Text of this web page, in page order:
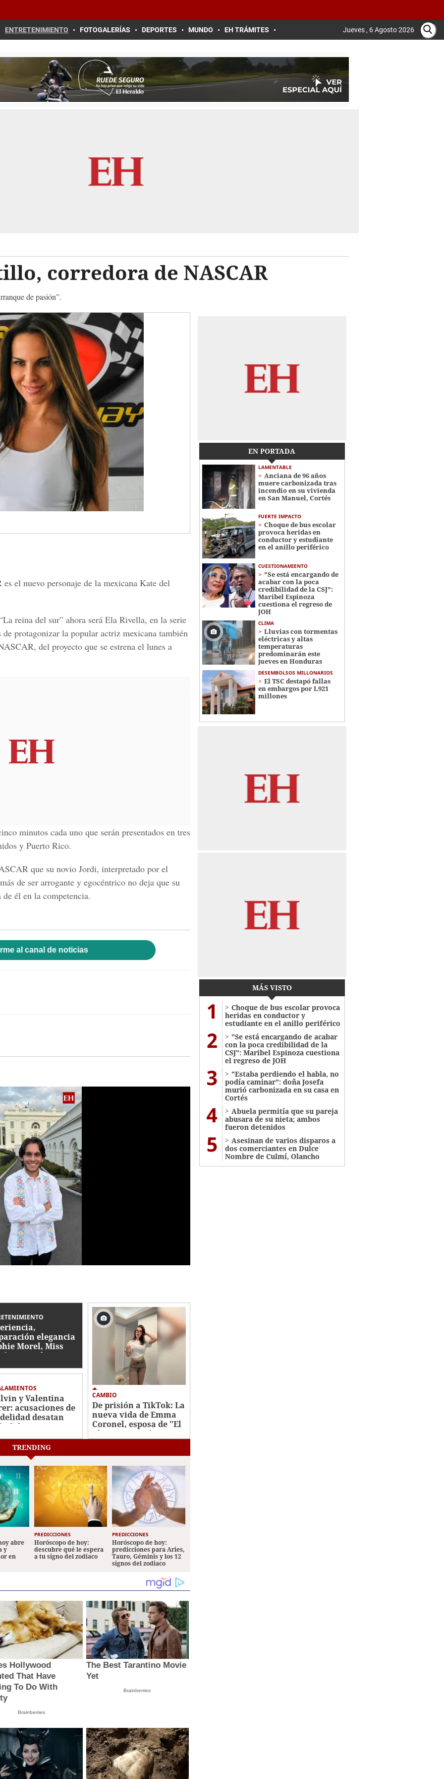
ENTRETENIMIENTO FOTOGALERÍAS DEPORTES MUNDO EH TRÁMITES Jueves , 6 Agosto 2026
corredora de NASCAR
de pasión”.
el nuevo personaje de la mexicana Kate del
reina del sur” ahora será Ela Rivella, en la serie
de protagonizar la popular actriz mexicana también
del proyecto que se estrena el lunes a
minutos cada uno que serán presentados en tres
y Puerto Rico.
que su novio Jordi, interpretado por el
de ser arrogante y egocéntrico no deja que su
él en la competencia.
al canal de noticias
elegancia
Morel, Miss
va por la
2026
y Valentina
acusaciones de
desatan
CAMBIO
De prisión a TikTok: La
nueva vida de Emma
Coronel, esposa de "El
Chapo" Guzmán
EN PORTADA
LAMENTABLE
Anciana de 96 años
muere carbonizada tras
incendio en su vivienda
en San Manuel, Cortés
FUERTE IMPACTO
Choque de bus escolar
provoca heridas en
conductor y estudiante
en el anillo periférico
CUESTIONAMIENTO
"Se está encargando de
acabar con la poca
credibilidad de la CSJ":
Maribel Espinoza
cuestiona el regreso de
JOH
CLIMA
Lluvias con tormentas
eléctricas y altas
temperaturas
predominarán este
jueves en Honduras
DESEMBOLSOS MILLONARIOS
El TSC destapó fallas
en embargos por L921
millones
MÁS VISTO
1
Choque de bus escolar provoca
heridas en conductor y
estudiante en el anillo periférico
2
"Se está encargando de acabar
con la poca credibilidad de la
CSJ": Maribel Espinoza cuestiona
el regreso de JOH
3
"Estaba perdiendo el habla, no
podía caminar": doña Josefa
murió carbonizada en su casa en
Cortés
4
Abuela permitía que su pareja
abusara de su nieta; ambos
fueron detenidos
5
Asesinan de varios disparos a
dos comerciantes en Dulce
Nombre de Culmí, Olancho
TRENDING
abre
y
en
PREDICCIONES
Horóscopo de hoy:
descubre qué le espera
a tu signo del zodiaco
PREDICCIONES
Horóscopo de hoy:
predicciones para Aries,
Tauro, Géminis y los 12
signos del zodiaco
Hollywood
That Have
To Do With
Brainberries
The Best Tarantino Movie
Yet
Brainberries